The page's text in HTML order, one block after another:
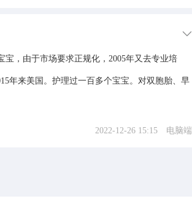
由于市场要求正规化，2005年又去专业培
年来美国。护理过一百多个宝宝。对双胞胎、早
2022-12-26 15:15 电脑端